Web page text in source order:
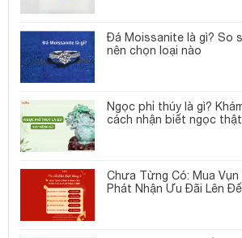
Đá Moissanite là gì? So
nên chọn loại nào
Ngọc phỉ thúy là gì?
cách nhận biết ngọc thật
Chưa Từng Có: Mua
Phát Nhận Ưu Đãi Lên